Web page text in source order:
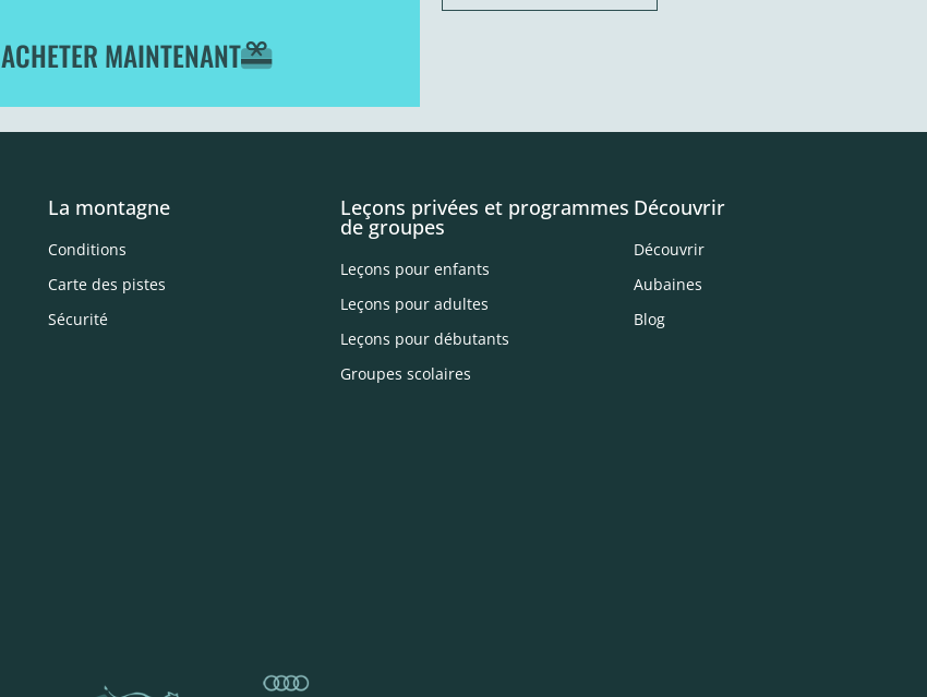
ACHETER MAINTENANT
La montagne
Conditions
Carte des pistes
Sécurité
Leçons privées et programmes
de groupes
Leçons pour enfants
Leçons pour adultes
Leçons pour débutants
Groupes scolaires
Découvrir
Découvrir
Aubaines
Blog